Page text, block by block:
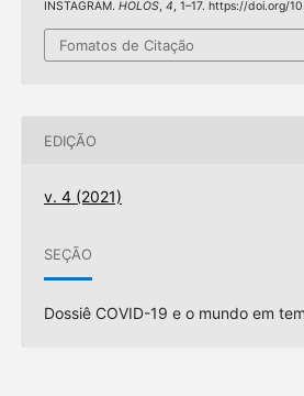
INSTAGRAM. HOLOS, 4, 1–17. https://doi.org/
Fomatos de Citação
EDIÇÃO
v. 4 (2021)
SEÇÃO
Dossiê COVID-19 e o mundo em